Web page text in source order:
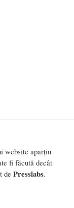
website aparțin
fi făcută decât
de Presslabs.